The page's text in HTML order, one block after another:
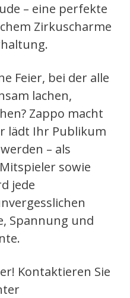
– eine perfekte
Zirkuscharme
Feier, bei der alle
lachen,
Zappo macht
lädt Ihr Publikum
– als
sowie
jede
Spannung und
Kontaktieren Sie